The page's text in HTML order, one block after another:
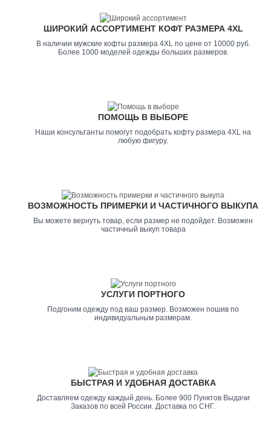
ШИРОКИЙ АССОРТИМЕНТ КОФТ РАЗМЕРА 4XL
В наличии мужские кофты размера 4XL по цене от 10000 руб.
Более 1000 моделей одежды больших размеров.
ПОМОЩЬ В ВЫБОРЕ
Наши консультанты помогут подобрать кофту размера 4XL на
любую фигуру.
ВОЗМОЖНОСТЬ ПРИМЕРКИ И ЧАСТИЧНОГО ВЫКУПА
Вы можете вернуть товар, если размер не подойдет. Возможен
частичный выкуп товара
УСЛУГИ ПОРТНОГО
Подгоним одежду под ваш размер. Возможен пошив по
индивидуальным размерам.
БЫСТРАЯ И УДОБНАЯ ДОСТАВКА
Доставляем одежду каждый день. Более 900 Пунктов Выдачи
Заказов по всей России. Доставка по СНГ.